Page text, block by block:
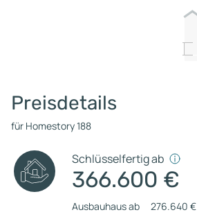
Preisdetails
für Homestory 188
Schlüsselfertig ab
366.600 €
Ausbauhaus ab 276.640 €